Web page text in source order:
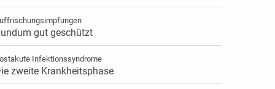
gut geschützt
Infektionssyndrome
zweite Krankheitsphase